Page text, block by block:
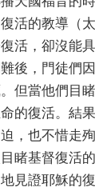
活的教導（
活，卻沒能
後，門徒們
但當他們目
的復活。結
，也不惜走
睹基督復活
見證耶穌的